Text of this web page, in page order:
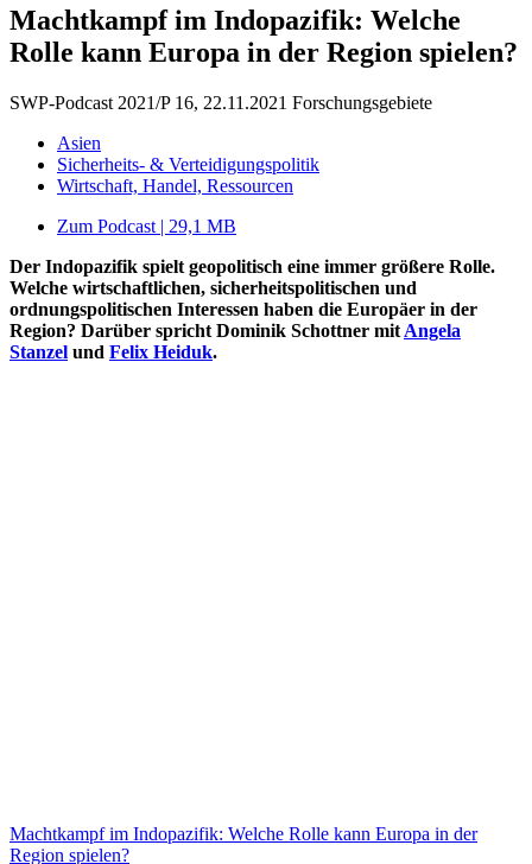
Machtkampf im Indopazifik: Welche
Rolle kann Europa in der Region spielen?
SWP-Podcast 2021/P 16, 22.11.2021 Forschungsgebiete
Asien
Sicherheits- & Verteidigungspolitik
Wirtschaft, Handel, Ressourcen
Zum Podcast | 29,1 MB
Der Indopazifik spielt geopolitisch eine immer größere Rolle.
Welche wirtschaft­lichen, sicherheitspolitischen und
ordnungspolitischen Interessen haben die Europäer in der
Region? Darüber spricht Dominik Schottner mit Angela
Stanzel und Felix Heiduk.
Machtkampf im Indopazifik: Welche Rolle kann Europa in der
Region spielen?